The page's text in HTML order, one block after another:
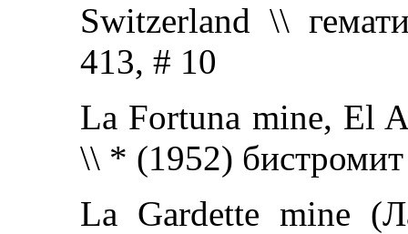
Switzerland \\
413, # 10
La Fortuna mine, El
\\ * (1952) бистромит
La Gardette mine